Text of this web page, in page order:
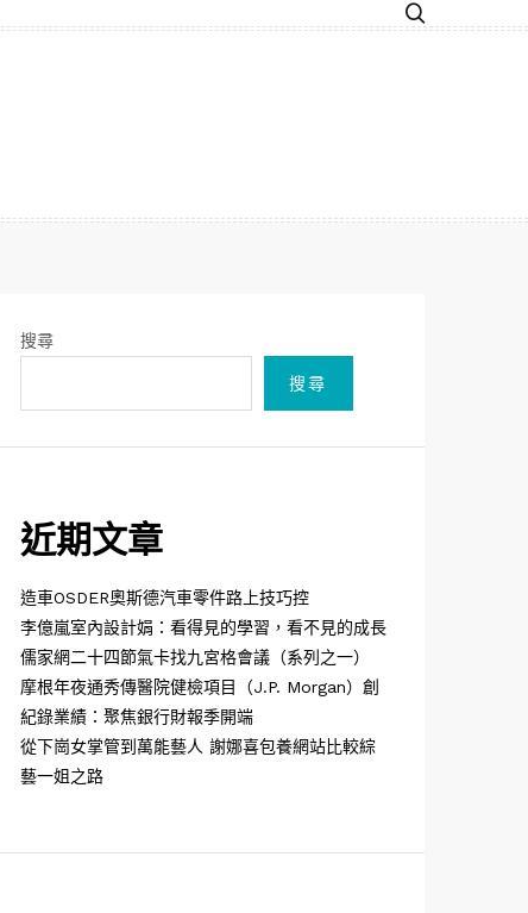
搜尋
搜尋
近期文章
造車OSDER奧斯德汽車零件路上技巧控
李億嵐室內設計娟：看得見的學習，看不見的成長
儒家網二十四節氣卡找九宮格會議（系列之一）
摩根年夜通秀傳醫院健檢項目（J.P. Morgan）創
紀錄業績：聚焦銀行財報季開端
從下崗女掌管到萬能藝人 謝娜喜包養網站比較綜
藝一姐之路